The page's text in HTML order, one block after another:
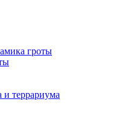
гроты
и террариума